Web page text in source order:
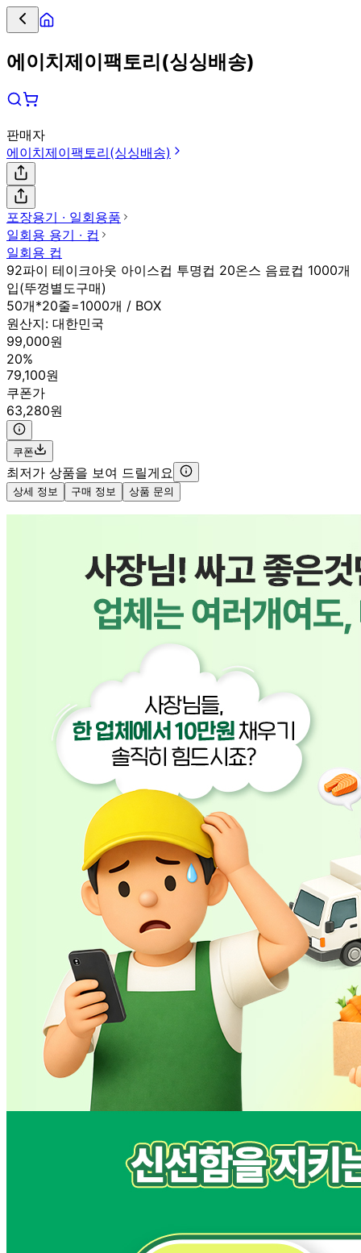
에이치제이팩토리(싱싱배송)
판매자
에이치제이팩토리(싱싱배송)
포장용기 ∙ 일회용품
일회용 용기 ∙ 컵
일회용 컵
92파이 테이크아웃 아이스컵 투명컵 20온스 음료컵 1000개
입(뚜껑별도구매)
50개*20줄=1000개 / BOX
원산지: 대한민국
99,000원
20%
79,100원
쿠폰가
63,280원
쿠폰
최저가 상품을 보여 드릴게요
상세 정보 구매 정보 상품 문의